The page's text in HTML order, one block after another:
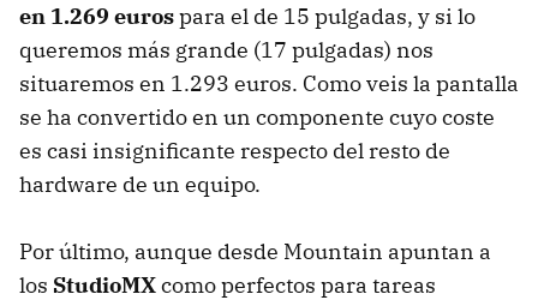
en 1.269 eurospara el de 15 pulgadas, y si lo
queremos más grande (17 pulgadas) nos
situaremos en 1.293 euros. Como veis la pantalla
se ha convertido en un componente cuyo coste
es casi insignificante respecto del resto de
hardware de un equipo.
Por último, aunque desde Mountain apuntan a
los StudioMXcomo perfectos para tareas